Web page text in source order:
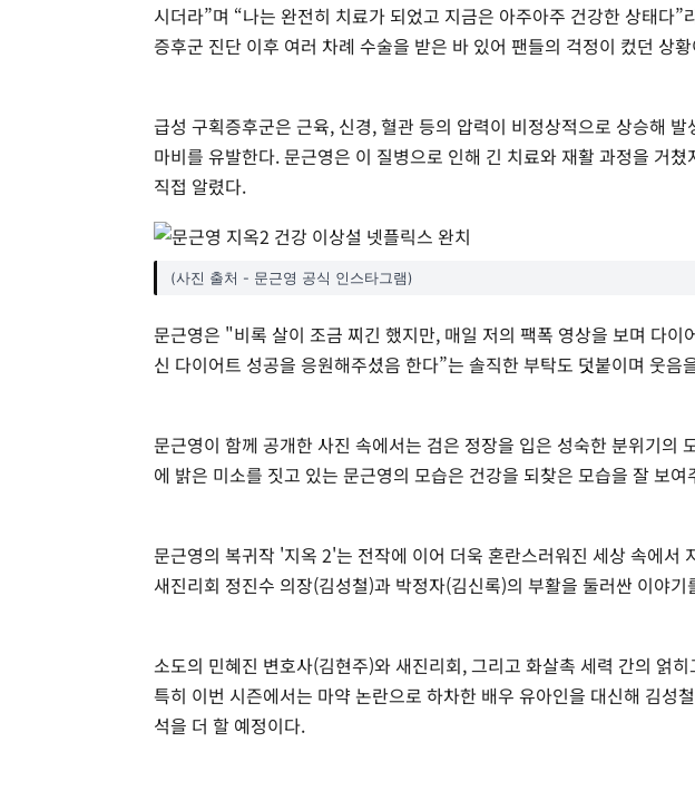
시더라”며 “나는 완전히 치료가 되었고 지금은 아주아주 건강한 상태다”
증후군 진단 이후 여러 차례 수술을 받은 바 있어 팬들의 걱정이 컸던 상
급성 구획증후군은 근육, 신경, 혈관 등의 압력이 비정상적으로 상승해
마비를 유발한다. 문근영은 이 질병으로 인해 긴 치료와 재활 과정을 거
직접 알렸다.
(사진 출처 - 문근영 공식 인스타그램)
문근영은 "비록 살이 조금 찌긴 했지만, 매일 저의 팩폭 영상을 보며 다이
신 다이어트 성공을 응원해주셨음 한다”는 솔직한 부탁도 덧붙이며 웃음
문근영이 함께 공개한 사진 속에서는 검은 정장을 입은 성숙한 분위기의
에 밝은 미소를 짓고 있는 문근영의 모습은 건강을 되찾은 모습을 잘 보여
문근영의 복귀작 '지옥 2'는 전작에 이어 더욱 혼란스러워진 세상 속에서
새진리회 정진수 의장(김성철)과 박정자(김신록)의 부활을 둘러싼 이야기
소도의 민혜진 변호사(김현주)와 새진리회, 그리고 화살촉 세력 간의 얽
특히 이번 시즌에서는 마약 논란으로 하차한 배우 유아인을 대신해 김성
석을 더 할 예정이다.